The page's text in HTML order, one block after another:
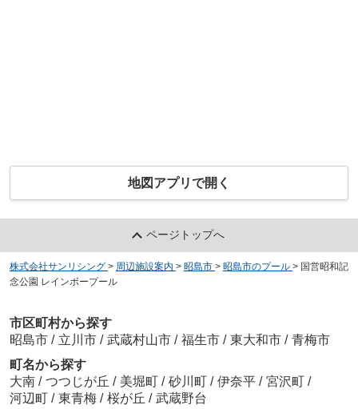
地図アプリで開く
ページトップへ
株式会社サンリシング > 周辺施設案内 > 昭島市 > 昭島市のプール > 国営昭和記
念公園 レインボープール
市区町村から探す
昭島市 / 立川市 / 武蔵村山市 / 福生市 / 東大和市 / 青梅市
町名から探す
大南 / つつじが丘 / 美堀町 / 砂川町 / 伊奈平 / 宮沢町 /
河辺町 / 東青梅 / 桜が丘 / 武蔵野台